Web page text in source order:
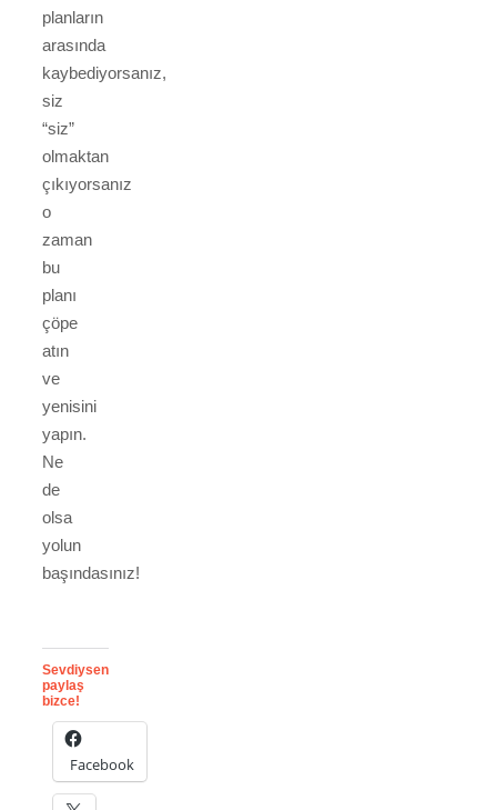
planların
arasında
kaybediyorsanız,
siz
“siz”
olmaktan
çıkıyorsanız
o
zaman
bu
planı
çöpe
atın
ve
yenisini
yapın.
Ne
de
olsa
yolun
başındasınız!
Sevdiysen
paylaş
bizce!
Facebook